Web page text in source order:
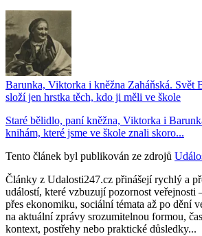
Barunka, Viktorka i kněžna Zaháňská. Svět
složí jen hrstka těch, kdo ji měli ve škole
Staré bělidlo, paní kněžna, Viktorka i
knihám, které jsme ve škole znali skoro...
Tento článek byl publikován ze zdrojů
Články z Udalosti247.cz přinášejí rychlý a
událostí, které vzbuzují pozornost veřejnosti
přes ekonomiku, sociální témata až po dění
na aktuální zprávy srozumitelnou formou,
kontext, postřehy nebo praktické důsledky...